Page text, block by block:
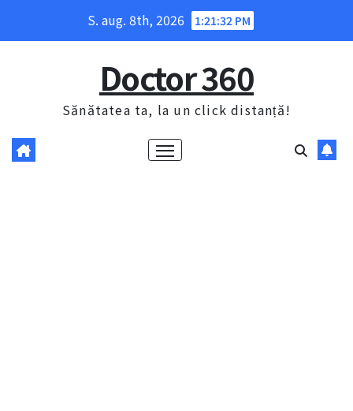
S. aug. 8th, 2026 1:21:33 PM
Doctor 360
Sănătatea ta, la un click distanță!